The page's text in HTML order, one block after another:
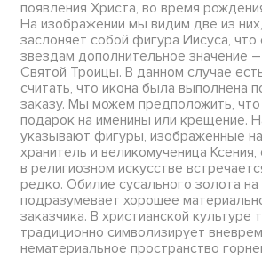
появления Христа, во время
На изображении мы видим две из
заслоняет собой фигура Иисуса,
звездам дополнительное значение
Святой Троицы. В данном случае
считать, что икона была выполнена
заказу. Мы можем предположить,
подарок на именины или крещение.
указывают фигуры, изображенные
хранитель и великомученица
в религиозном искусстве
редко. Обилие сусального золота
подразумевает хорошее
заказчика. В христианской культуре
традиционно символизирует
нематериальное пространство